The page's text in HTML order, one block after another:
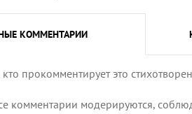
КОММЕНТАРИИ
прокомментирует это
комментарии модерируются,